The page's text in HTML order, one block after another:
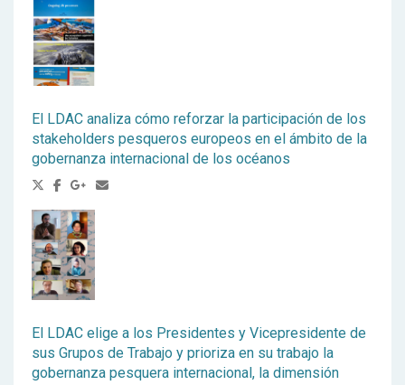
El LDAC analiza cómo reforzar la participación de los
stakeholders pesqueros europeos en el ámbito de la
gobernanza internacional de los océanos
El LDAC elige a los Presidentes y Vicepresidente de
sus Grupos de Trabajo y prioriza en su trabajo la
gobernanza pesquera internacional, la dimensión